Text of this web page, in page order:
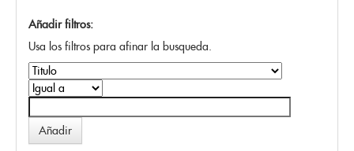
Añadir filtros:
Usa los filtros para afinar la busqueda.